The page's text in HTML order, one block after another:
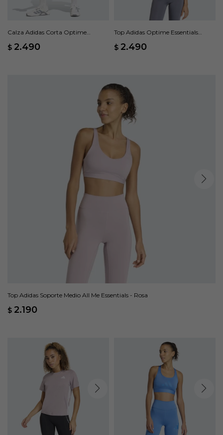
Calza Adidas Corta Optime
$ 2.490
Top Adidas Optime Essentials
$ 2.490
Top Adidas Soporte Medio All Me Essentials - Rosa
$ 2.190